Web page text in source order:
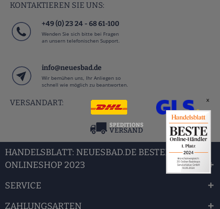
KONTAKTIEREN SIE UNS:
+49 (0) 23 24 - 68 61-100
Wenden Sie sich bitte bei Fragen
an unsern telefonischen Support.
info@neuesbad.de
Wir bemühen uns, Ihr Anliegen so
schnell wie möglich zu beantworten.
VERSANDART:
HANDELSBLATT: NEUESBAD.DE BESTER BAD
ONLINESHOP 2023
SERVICE
ZAHLUNGSARTEN
x